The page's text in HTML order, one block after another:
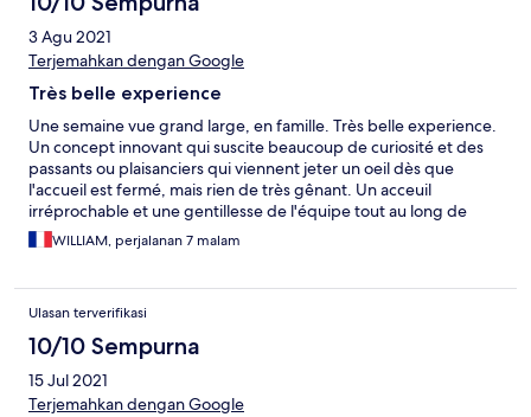
3 Agu 2021
Terjemahkan dengan Google
Très belle experience
Une semaine vue grand large, en famille. Très belle experience.
Un concept innovant qui suscite beaucoup de curiosité et des
passants ou plaisanciers qui viennent jeter un oeil dès que
l'accueil est fermé, mais rien de très gênant. Un acceuil
irréprochable et une gentillesse de l'équipe tout au long de
notre séjour, en toute discrétion. Repos garanti. Petit bémol :
couverture wifi un peu faible. Nous reviendrons, c'est sûr !
WILLIAM, perjalanan 7 malam
Ulasan terverifikasi
10/10 Sempurna
15 Jul 2021
Terjemahkan dengan Google